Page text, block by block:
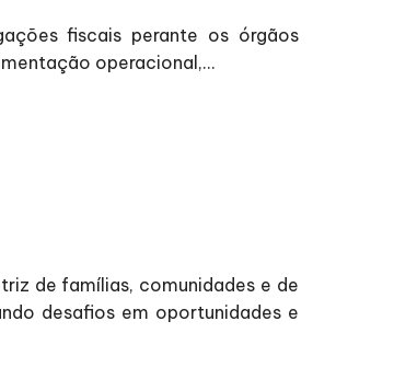
fiscais perante os órgãos
operacional,...
de famílias, comunidades e de
desafios em oportunidades e